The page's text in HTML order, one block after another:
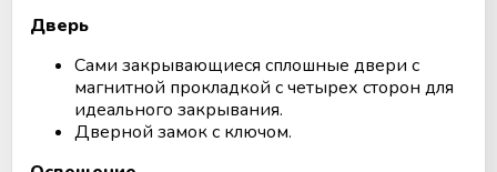
Дверь
Сами закрывающиеся сплошные двери с
магнитной прокладкой с четырех сторон для
идеального закрывания.
Дверной замок с ключом.